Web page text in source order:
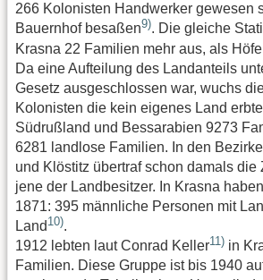
266 Kolonisten Handwerker gewesen
Bauernhof besaßen9). Die gleiche
Krasna 22 Familien mehr aus, als
Da eine Aufteilung des Landanteils
Gesetz ausgeschlossen war, wuchs
Kolonisten die kein eigenes Land
Südrußland und Bessarabien 9273
6281 landlose Familien. In den
und Klöstitz übertraf schon damals die
jene der Landbesitzer. In Krasna
1871: 395 männliche Personen mit
Land 10).
1912 lebten laut Conrad Keller11) in
Familien. Diese Gruppe ist bis 1940